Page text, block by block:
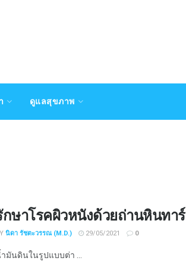
ดูแลสุขภาพ
กษาโรคผิวหนังด้วยถ่านหินทาร์
นิดา รัชตะวรรณ (M.D.) 29/05/2021 0
มันดินในรูปแบบต่า ...